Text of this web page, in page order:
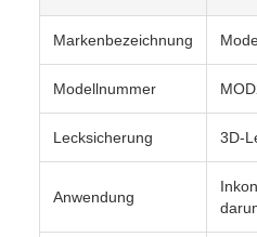
Markenbezeichnung
Modellnummer
Lecksicherung 3D-
Anwendung